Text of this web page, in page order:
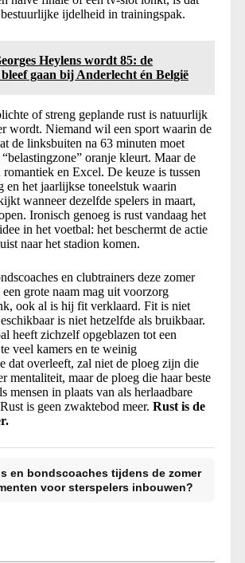
ijdelheid in trainingspak.
Heylens wordt 85: de
gaan bij Anderlecht én België
of streng geplande rust is natuurlijk
wordt. Niemand wil een sport waarin de
de linksbuiten na 63 minuten moet
oranje kleurt. Maar de
romantiek en Excel. De keuze is tussen
en het jaarlijkse toneelstuk waarin
wanneer dezelfde spelers in maart,
Ironisch genoeg is rust vandaag het
in het voetbal: het beschermt de actie
naar het stadion komen.
en clubtrainers deze zomer
een grote naam mag uit voorzorg
ook al is hij fit verklaard. Fit is niet
is niet hetzelfde als bruikbaar.
heeft zichzelf opgeblazen tot een
veel kamers en te weinig
dat overleeft, zal niet de ploeg zijn die
mentaliteit, maar de ploeg die haar beste
mensen in plaats van als herlaadbare
is geen zwaktebod meer. Rust is de
en bondscoaches tijdens de zomer
voor sterspelers inbouwen?